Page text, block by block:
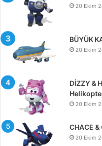
20 Ekim
BÜYÜK
20 Ekim
DİZZY &
20 Ekim
CHACE
20 Ekim